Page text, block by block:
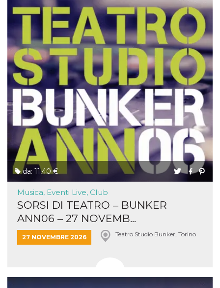
da: 11,40 €
Musica, Eventi Live, Club
SORSI DI TEATRO – BUNKER
ANN06 – 27 NOVEMB...
27 NOVEMBRE 2026 Teatro Studio Bunker, Torino